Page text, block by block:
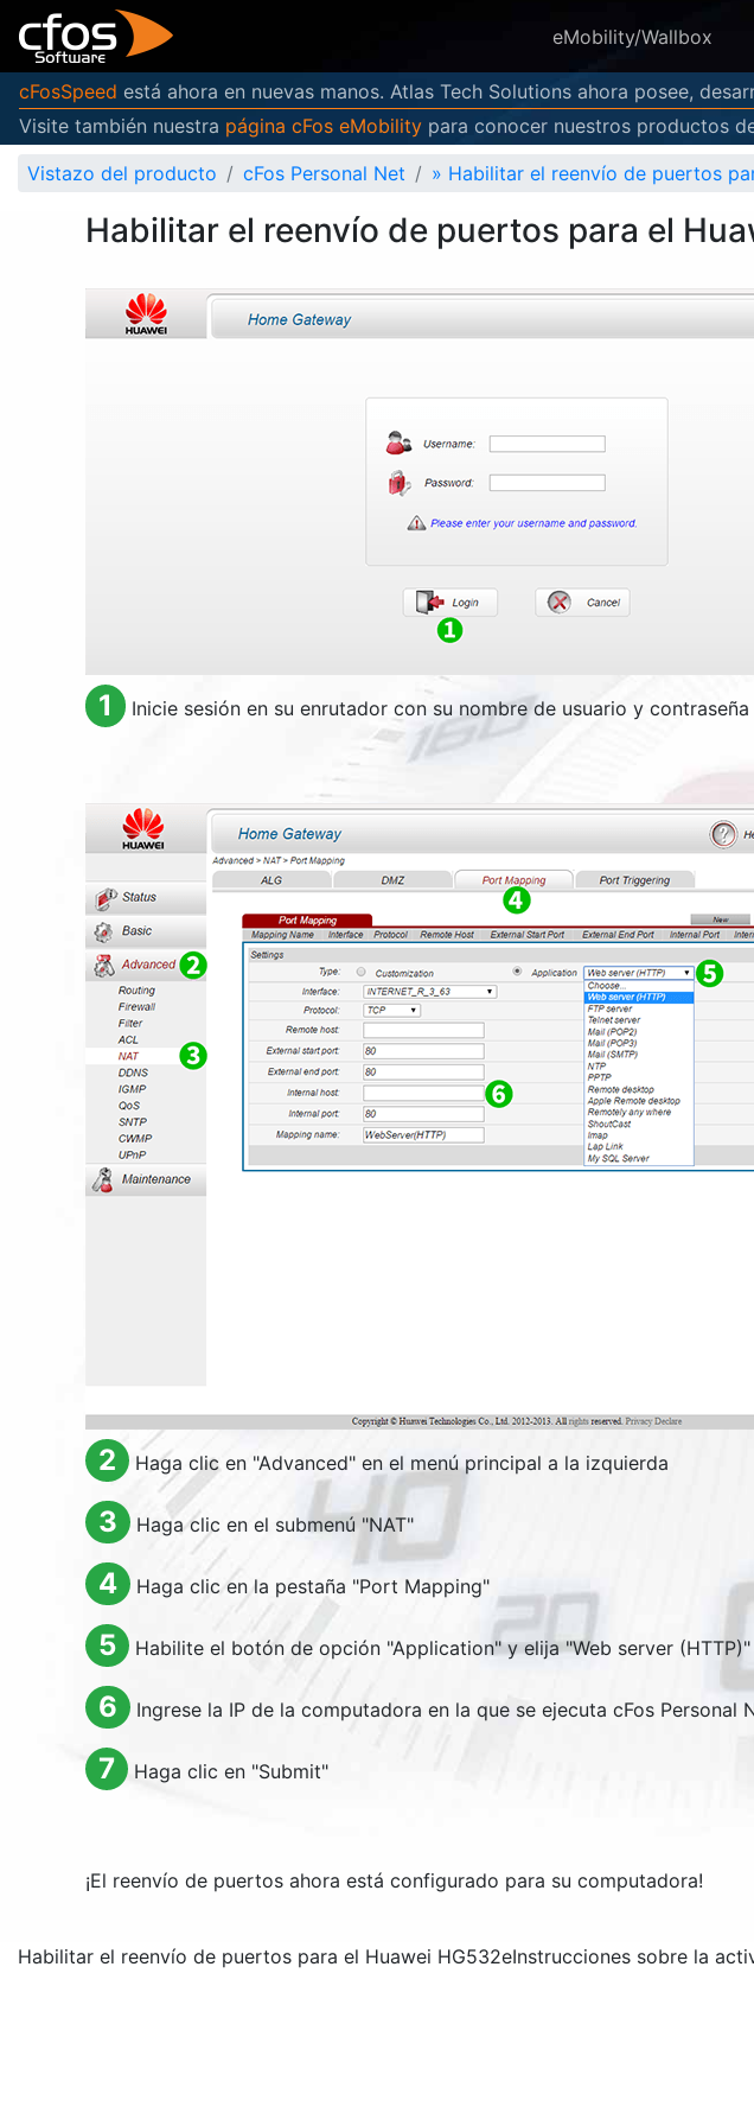
eMobility/Wallbox
cFosSpeed está ahora en nuevas manos. Atlas Tech Solutions ahora posee,
Visite también nuestra página cFos eMobility para conocer nuestros productos
Vistazo del producto
cFos Personal Net » Habilitar el reenvío de puertos
Habilitar el reenvío de puertos para el
1 Inicie sesión en su enrutador con su nombre de usuario y contraseña
2 Haga clic en "Advanced" en el menú principal a la izquierda
3 Haga clic en el submenú "NAT"
4 Haga clic en la pestaña "Port Mapping"
5 Habilite el botón de opción "Application" y elija "Web server (HTTP)
6 Ingrese la IP de la computadora en la que se ejecuta cFos Personal
7 Haga clic en "Submit"
¡El reenvío de puertos ahora está configurado para su computadora!
Habilitar el reenvío de puertos para el Huawei HG532eInstrucciones sobre la